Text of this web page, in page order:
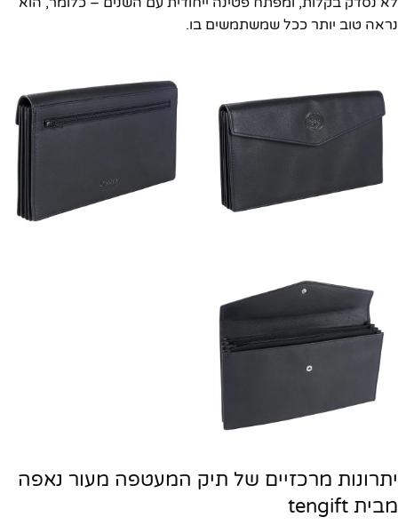
נראה טוב יותר ככל שמשתמשים בו.
יתרונות מרכזיים של תיק המעטפה מעור נאפה
מבית tengift